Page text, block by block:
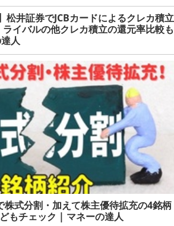
松井証券でJCBカードによるクレカ積立
イバルの他クレカ積立の還元率比較も
人
株式分割・加えて株主優待拡充の4銘柄
もチェック | マネーの達人